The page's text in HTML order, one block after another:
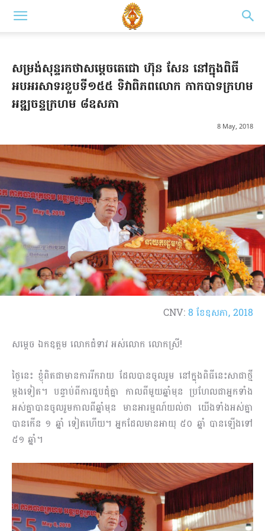
សម្រង់សុន្ទរកថា​សម្ដេចតេជោ ហ៊ុន សែន នៅក្នុងពិធី
អបអរសាទរខួបទី១៥៥ ទិវាពិភពលោក កាកបាទក្រហម
អឌ្ឍចន្ទក្រហម ៨ឧសភា
8 May, 2018
CNV:8 ខែ​ឧសភា, 2018
សម្តេច ឯកឧត្តម លោកជំទាវ អស់លោក លោកស្រី!
ថ្ងៃនេះ ខ្ញុំពិតជាមានការរីករាយ ដែលបានចូលរួម នៅក្នុងពិធីនេះសាជាថ្មី
ម្តងទៀត។ បន្ទាប់ពីការជួបជុំគ្នា កាលពីមួយឆ្នាំមុន ប្រហែលជាអ្នកទាំង
អស់គ្នាបានចូលរួមកាលពីឆ្នាំមុន មានអារម្មណ៍យល់ថា យើងទាំងអស់គ្នា
បានកើន ១ ឆ្នាំ ទៀតហើយ។ អ្នកដែលមានអាយុ ៥០ ឆ្នាំ​ បានឡើងទៅ
៥១ ឆ្នាំ។